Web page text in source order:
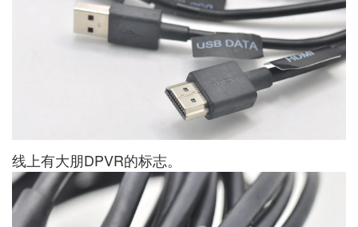
线上有大朋DPVR的标志。